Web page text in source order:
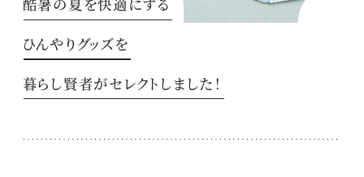
ひんやりグッズを
暮らし賢者がセレクトしました！